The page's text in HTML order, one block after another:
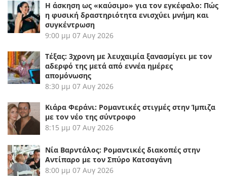
Η άσκηση ως «καύσιμο» για τον εγκέφαλο: Πώς
η φυσική δραστηριότητα ενισχύει μνήμη και
συγκέντρωση
9:00 μμ 07 Αυγ 2026
Τέξας: 3χρονη με λευχαιμία ξανασμίγει με τον
αδερφό της μετά από εννέα ημέρες
απομόνωσης
8:30 μμ 07 Αυγ 2026
Κιάρα Φεράνι: Ρομαντικές στιγμές στην Ίμπιζα
με τον νέο της σύντροφο
8:15 μμ 07 Αυγ 2026
Νία Βαρντάλος: Ρομαντικές διακοπές στην
Αντίπαρο με τον Σπύρο Κατσαγάνη
8:00 μμ 07 Αυγ 2026